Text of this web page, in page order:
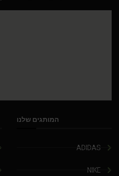
המותגים שלנו
ADIDAS
NIKE